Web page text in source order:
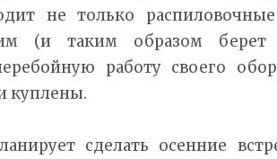
не только
(и таким образом берет
работу своего
куплены.
сделать осенние